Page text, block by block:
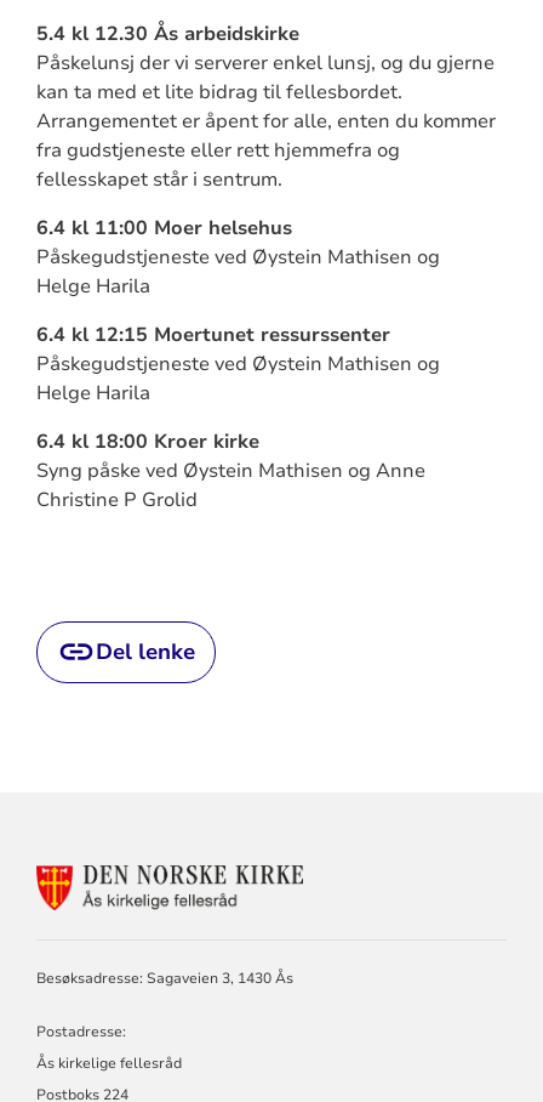
5.4 kl 12.30 Ås arbeidskirke
Påskelunsj der vi serverer enkel lunsj, og du gjerne
kan ta med et lite bidrag til fellesbordet.
Arrangementet er åpent for alle, enten du kommer
fra gudstjeneste eller rett hjemmefra og
fellesskapet står i sentrum.
6.4 kl 11:00 Moer helsehus
Påskegudstjeneste ved Øystein Mathisen og
Helge Harila
6.4 kl 12:15 Moertunet ressurssenter
Påskegudstjeneste ved Øystein Mathisen og
Helge Harila
6.4 kl 18:00 Kroer kirke
Syng påske ved Øystein Mathisen og Anne
Christine P Grolid
Del lenke
KONTAKTINFORMASJON
Besøksadresse: Sagaveien 3, 1430 Ås
Postadresse:
Ås kirkelige fellesråd
Postboks 224